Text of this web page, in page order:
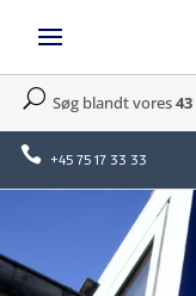
U Søg blandt vores43
 +45 75 17 33 33